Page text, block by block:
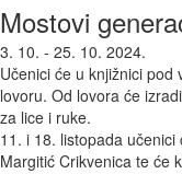
Mostovi
3. 10. - 25. 10. 2024.
Učenici će u knjižnici pod
lovoru. Od lovora će
za lice i ruke.
11. i 18. listopada
Margitić Crikvenica te će